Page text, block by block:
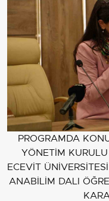
PROGRAMDA
YÖNETİM
ECEVİT
ANABİLİM DALI